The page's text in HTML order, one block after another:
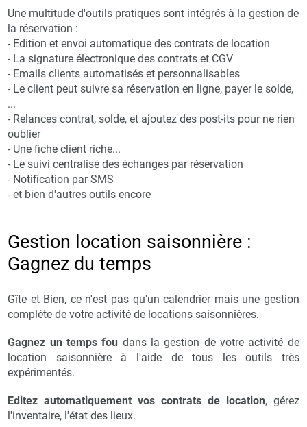
Une multitude d'outils pratiques sont intégrés à la gestion de
la réservation :
- Edition et envoi automatique des contrats de location
- La signature électronique des contrats et CGV
- Emails clients automatisés et personnalisables
- Le client peut suivre sa réservation en ligne, payer le solde,
...
- Relances contrat, solde, et ajoutez des post-its pour ne rien
oublier
- Une fiche client riche...
- Le suivi centralisé des échanges par réservation
- Notification par SMS
- et bien d'autres outils encore
Gestion location saisonnière :
Gagnez du temps
Gîte et Bien, ce n'est pas qu'un calendrier mais une gestion
complète de votre activité de locations saisonnières.
Gagnez un temps fou dans la gestion de votre activité de
location saisonnière à l'aide de tous les outils très
expérimentés.
Editez automatiquement vos contrats de location, gérez
l'inventaire, l'état des lieux.